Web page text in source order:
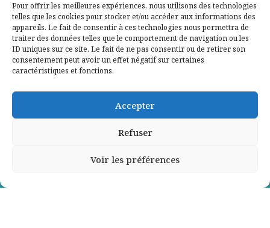
Pour offrir les meilleures expériences, nous utilisons des technologies
telles que les cookies pour stocker et/ou accéder aux informations des
appareils. Le fait de consentir à ces technologies nous permettra de
traiter des données telles que le comportement de navigation ou les
ID uniques sur ce site. Le fait de ne pas consentir ou de retirer son
consentement peut avoir un effet négatif sur certaines
caractéristiques et fonctions.
Accepter
Refuser
Voir les préférences
Contactez-nous
Mentions légales